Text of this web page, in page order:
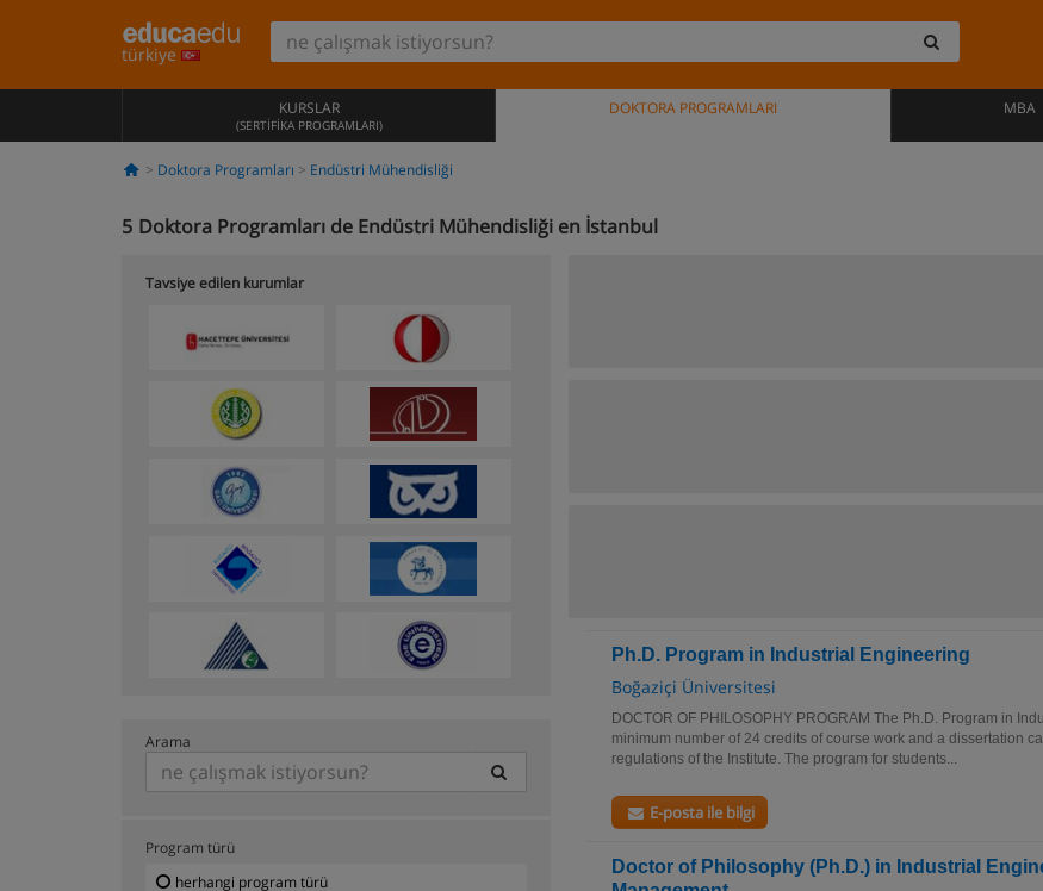
türkiye
KURSLAR
(SERTIFIKA PROGRAMLARI)
DOKTORA PROGRAMLARI MBA
Doktora Programları Endüstri Mühendisliği
5 Doktora Programları de Endüstri Mühendisliği en İstanbul
Ph.D. Program in Industrial Engineering
Boğaziçi Üniversitesi
DOCTOR OF PHILOSOPHY PROGRAM The Ph.D. Program in
minimum number of 24 credits of course work and a dissertation
regulations of the Institute. The program for students...
E-posta ile bilgi
Doctor of Philosophy (Ph.D.) in Industrial
Tavsiye edilen kurumlar
Arama
Program türü
herhangi program türü